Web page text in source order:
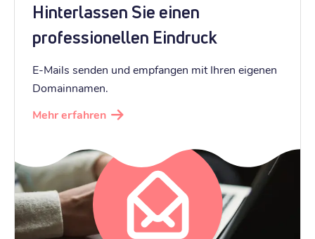
Hinterlassen Sie einen
professionellen Eindruck
E-Mails senden und empfangen mit Ihren eigenen
Domainnamen.
Mehr erfahren